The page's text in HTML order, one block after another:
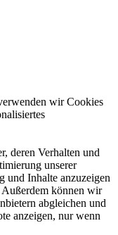
wir Cookies
deren Verhalten und
unserer
und Inhalte anzuzeigen
können wir
abgleichen und
anzeigen, nur wenn